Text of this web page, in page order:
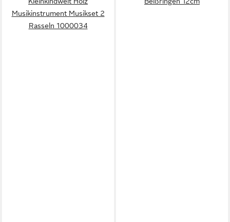
Musikinstrument Musikset 2
Rasseln 1000034